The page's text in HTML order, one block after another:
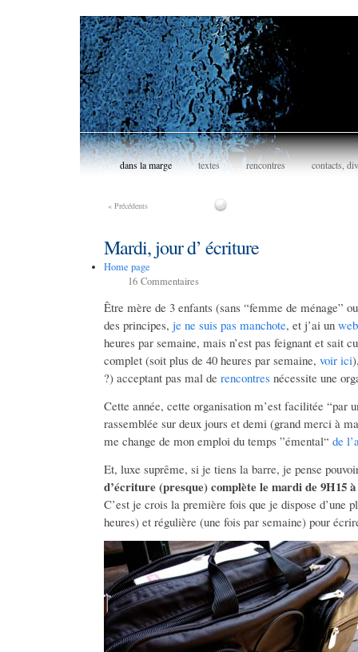
dans la marge textes rencontres contacts,
« Précédents
Mardi, jour d’ écriture
Home page
16 Commentaires
Être mère de 3 enfants (sans “femme de ménage”
des principes, je ne suis pas manchote, et j’ai un
heures par semaine, mais n’est pas feignant et sait
complet (soit plus de 40 heures par semaine, voir ici
?) acceptant pas mal de rencontres nécessite une
Cette année, cette organisation m’est facilitée “par
rassemblée sur deux jours et demi (grand merci à
me change de mon emploi du temps ”émental“ de
Et, luxe suprême, si je tiens la barre, je pense
d’écriture (presque) complète le mardi de 9H15 à
C’est je crois la première fois que je dispose d’une
heures) et régulière (une fois par semaine) pour